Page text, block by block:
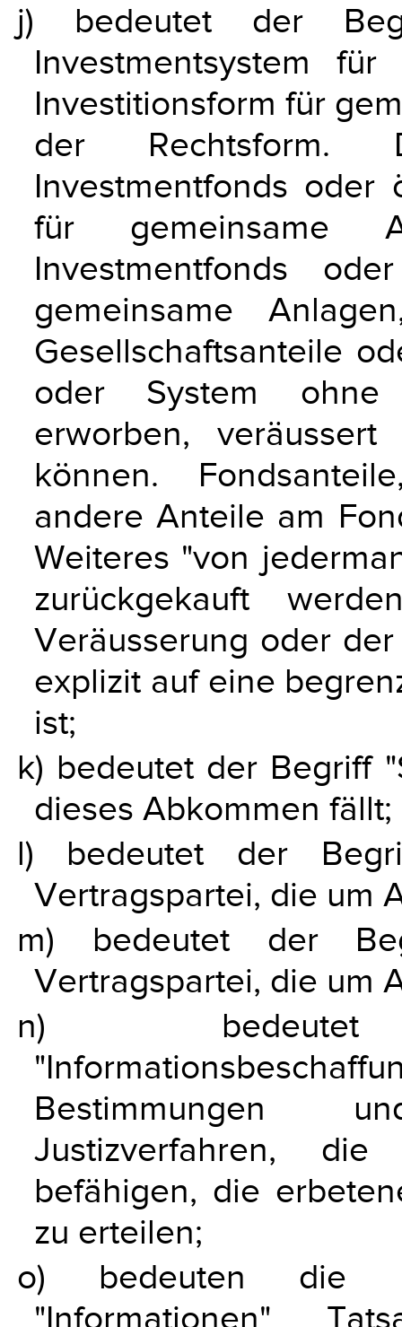
j) bedeutet der
Investmentsystem
Investitionsform für
der Rechtsform.
Investmentfonds oder
für gemeinsame
Investmentfonds
gemeinsame
Gesellschaftsanteile
oder System ohne
erworben,
können.
andere Anteile am
Weiteres "von
zurückgekauft
Veräusserung oder
explizit auf eine
ist;
k) bedeutet der Begriff
dieses Abkommen fällt;
l) bedeutet der
Vertragspartei, die um
m) bedeutet der
Vertragspartei, die um
n)
Bestimmungen
Justizverfahren,
befähigen, die
zu erteilen;
o) bedeuten die